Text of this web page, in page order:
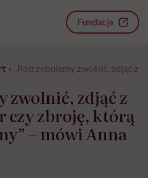
Fundacja
› „Potrzebujemy zwolnić, zdjąć z
zwolnić, zdjąć z
czy zbroję, którą
– mówi Anna